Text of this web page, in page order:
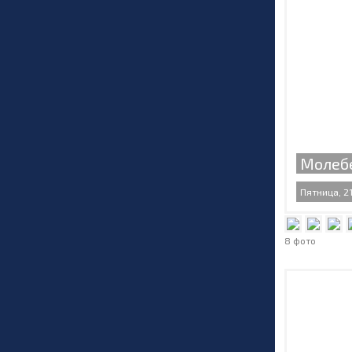
Пятница,
8 фото